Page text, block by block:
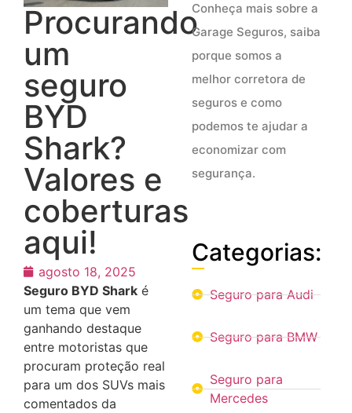
Procurando
um
seguro
BYD
Shark?
Valores e
coberturas
aqui!
agosto 18, 2025
Seguro BYD Shark é
um tema que vem
ganhando destaque
entre motoristas que
procuram proteção real
para um dos SUVs mais
comentados da
Conheça mais sobre a
Garage Seguros, saiba
porque somos a
melhor corretora de
seguros e como
podemos te ajudar a
economizar com
segurança.
Categorias:
Seguro para Audi
Seguro para BMW
Seguro para
Mercedes